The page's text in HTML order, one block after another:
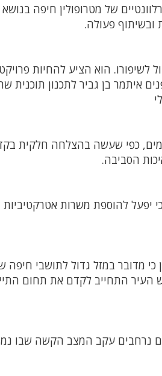
של מטרופולין חיפה
פעולה.
הוא הציע להחיות
איתמר בן גביר לתכנון תוכנית
כפי שעשה בהצלחה חלקית
הסביבה.
להוספת משרות אטרקטיביות
מדובר במזל גדול לתושבי
העיר התחייב לקדם את תחום
נרחבים עקב המצב הקשה שבו